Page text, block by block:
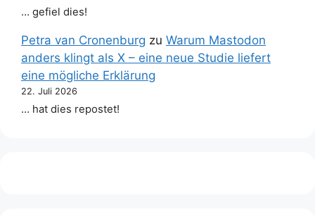
… gefiel dies!
Petra van Cronenburg zu Warum Mastodon
anders klingt als X – eine neue Studie liefert
eine mögliche Erklärung
22. Juli 2026
… hat dies repostet!